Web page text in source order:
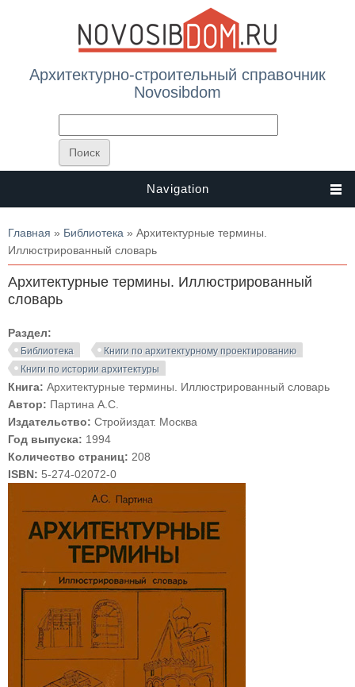
Архитектурно-строительный справочник
Novosibdom
Navigation
Вы здесь
Главная » Библиотека » Архитектурные термины.
Иллюстрированный словарь
Архитектурные термины. Иллюстрированный
словарь
Раздел:
Библиотека
Книги по архитектурному проектированию
Книги по истории архитектуры
Книга: Архитектурные термины. Иллюстрированный словарь
Автор: Партина А.С.
Издательство: Стройиздат. Москва
Год выпуска: 1994
Количество страниц: 208
ISBN: 5-274-02072-0